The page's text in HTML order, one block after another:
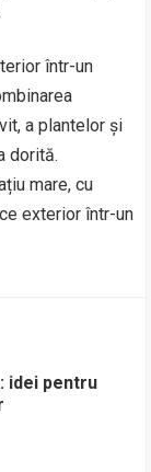
într-un
a plantelor și
dorită.
mare, cu
exterior într-un
idei pentru